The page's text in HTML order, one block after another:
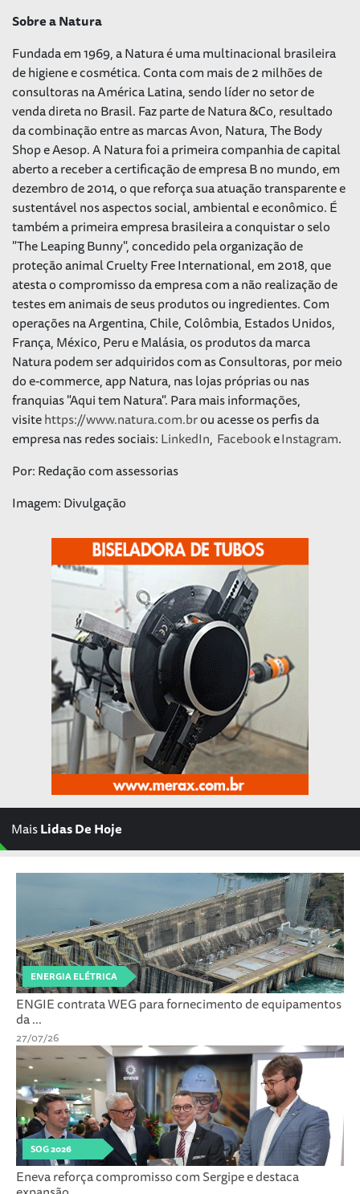
Sobre a Natura
Fundada em 1969, a Natura é uma multinacional brasileira
de higiene e cosmética. Conta com mais de 2 milhões de
consultoras na América Latina, sendo líder no setor de
venda direta no Brasil. Faz parte de Natura &Co, resultado
da combinação entre as marcas Avon, Natura, The Body
Shop e Aesop. A Natura foi a primeira companhia de capital
aberto a receber a certificação de empresa B no mundo, em
dezembro de 2014, o que reforça sua atuação transparente e
sustentável nos aspectos social, ambiental e econômico. É
também a primeira empresa brasileira a conquistar o selo
"The Leaping Bunny", concedido pela organização de
proteção animal Cruelty Free International, em 2018, que
atesta o compromisso da empresa com a não realização de
testes em animais de seus produtos ou ingredientes. Com
operações na Argentina, Chile, Colômbia, Estados Unidos,
França, México, Peru e Malásia, os produtos da marca
Natura podem ser adquiridos com as Consultoras, por meio
do e-commerce, app Natura, nas lojas próprias ou nas
franquias "Aqui tem Natura". Para mais informações,
visitehttps://www.natura.com.brou acesse os perfis da
empresa nas redes sociais:LinkedIn, FacebookeInstagram.
Por: Redação com assessorias
Imagem: Divulgação
MaisLidas De Hoje
ENERGIA ELÉTRICA
ENGIE contrata WEG para fornecimento de equipamentos
da ...
27/07/26
SOG 2026
Eneva reforça compromisso com Sergipe e destaca